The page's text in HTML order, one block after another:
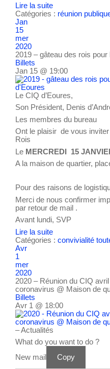
Lire la suite
Catégories : réunion
Jan
15
mer
2020
2019 – gâteau des rois
Billets
Jan 15 @ 19:00
Le CIQ d’Eoures,
Son Président, Denis
Les membres du bureau
Ont le plaisir de vous
Rois
Le MERCREDI 15
A la maison de quartier,
Pour des raisons de
Merci de nous confirmer
par retour de mail .
Avant lundi, SVP
Lire la suite
Catégories : convivialité
Avr
1
mer
2020
2020 – Réunion du CIQ
coronavirus @ Maison de
Billets
Avr 1 @ 18:00
– Actualités
What do you want to do ?
New mail
Copy